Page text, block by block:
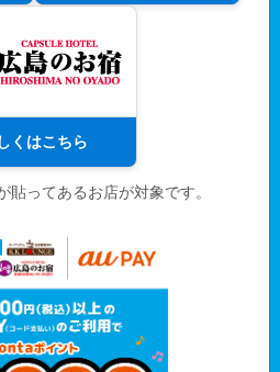
くはこちら
ってあるお店が対象です。